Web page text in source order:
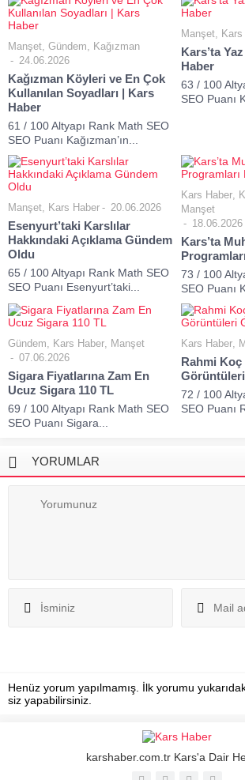
Manşet, Gündem, Kağızman
24.06.2026
Kağızman Köyleri ve En Çok
Kullanılan Soyadları | Kars
Haber
61 / 100 Altyapı Rank Math SEO
SEO Puanı Kağızman’ın...
Manşet,
Kars’ta
Haber
63 / 100
SEO Puanı
Manşet, Kars Haber 20.06.2026
Esenyurt’taki Karslılar
Hakkındaki Açıklama Gündem
Oldu
65 / 100 Altyapı Rank Math SEO
SEO Puanı Esenyurt’taki...
Kars Haber,
Manşet
18.06.2026
Kars’ta
73 / 100
SEO Puanı
Gündem, Kars Haber, Manşet
07.06.2026
Sigara Fiyatlarına Zam En
Ucuz Sigara 110 TL
69 / 100 Altyapı Rank Math SEO
SEO Puanı Sigara...
Kars Haber,
Rahmi Koç
Görüntüleri
72 / 100
SEO Puanı
YORUMLAR
Henüz yorum yapılmamış. İlk yorumu
siz yapabilirsiniz.
karshaber.com.tr Kars'a Dair